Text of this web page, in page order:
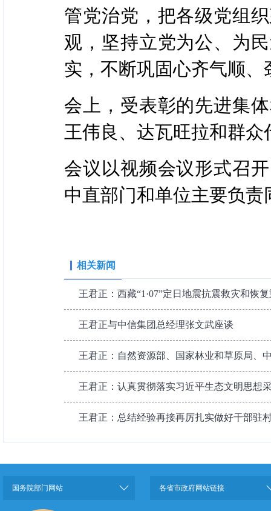
管党治党，把各级党组
观，坚持立党为公、为
实，不断巩固心齐气顺
会上，受表彰的先进集
王伟良、达瓦旺拉和群
会议以视频会议形式召
中直部门和单位主要负
相关新闻
王君正：西藏“1·07”定日地震抗震救灾和恢
王君正与中信集团总经理张文武座谈
王君正：自然资源部、国家林业和草原局、
王君正：认真贯彻落实习近平生态文明思想
王君正：总结经验再接再厉扎实做好干部驻
国务院部门网站 各省市政府网站链接